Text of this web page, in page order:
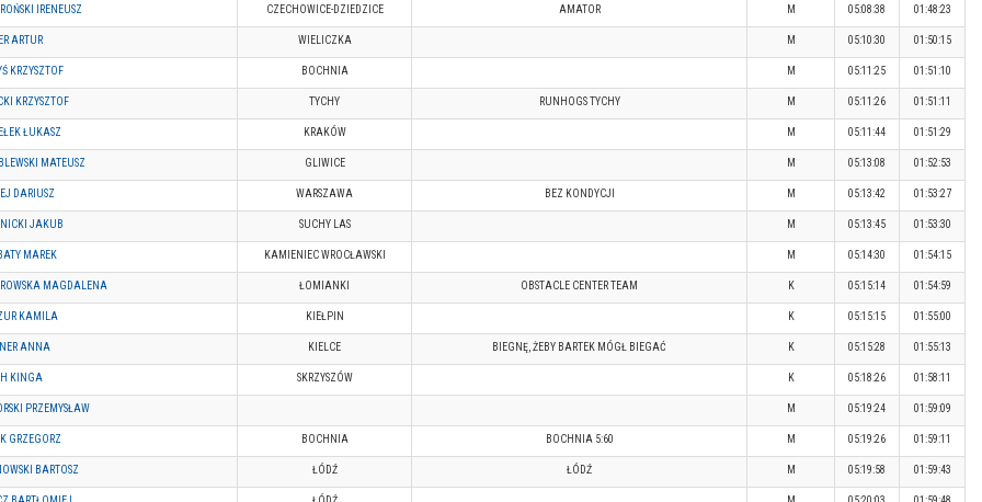
IRENEUSZ CZECHOWICE-DZIEDZICE AMATOR M 05:08:38 01:48:23
ARTUR WIELICZKA M 05:10:30 01:50:15
KRZYSZTOF BOCHNIA M 05:11:25 01:51:10
KRZYSZTOF TYCHY RUNHOGS TYCHY M 05:11:26 01:51:11
ŁUKASZ KRAKÓW M 05:11:44 01:51:29
MATEUSZ GLIWICE M 05:13:08 01:52:53
DARIUSZ WARSZAWA BEZ KONDYCJI M 05:13:42 01:53:27
JAKUB SUCHY LAS M 05:13:45 01:53:30
MAREK KAMIENIEC WROCŁAWSKI M 05:14:30 01:54:15
MAGDALENA ŁOMIANKI OBSTACLE CENTER TEAM K 05:15:14 01:54:59
KAMILA KIEŁPIN K 05:15:15 01:55:00
ANNA KIELCE BIEGNĘ, ŻEBY BARTEK MÓGŁ BIEGAĆ K 05:15:28 01:55:13
KINGA SKRZYSZÓW K 05:18:26 01:58:11
PRZEMYSŁAW M 05:19:24 01:59:09
GRZEGORZ BOCHNIA BOCHNIA 5:60 M 05:19:26 01:59:11
BARTOSZ ŁÓDŹ ŁÓDŹ M 05:19:58 01:59:43